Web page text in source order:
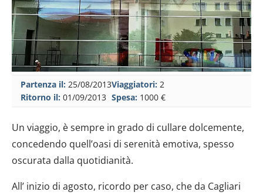
Partenza il: 25/08/2013
Ritorno il: 01/09/2013
Viaggiatori: 2
Spesa: 1000 €
Un viaggio, è sempre in grado di cullare dolcemente,
concedendo quell’oasi di serenità emotiva, spesso
oscurata dalla quotidianità.
All’ inizio di agosto, ricordo per caso, che da Cagliari